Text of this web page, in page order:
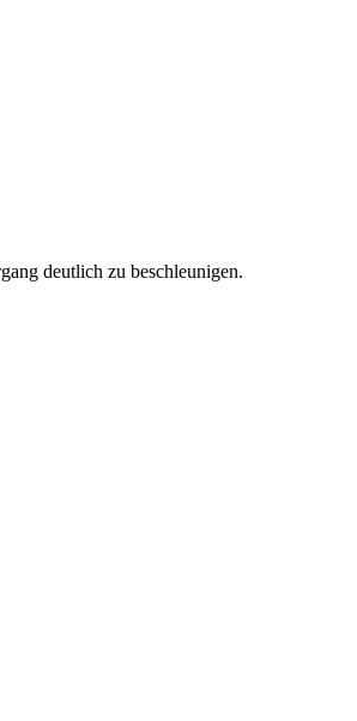
deutlich zu beschleunigen.